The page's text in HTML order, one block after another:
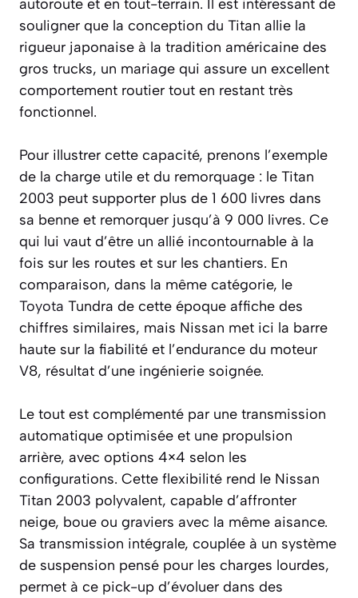
autoroute et en tout-terrain. Il est intéressant de
souligner que la conception du Titan allie la
rigueur japonaise à la tradition américaine des
gros trucks, un mariage qui assure un excellent
comportement routier tout en restant très
fonctionnel.
Pour illustrer cette capacité, prenons l’exemple
de la charge utile et du remorquage : le Titan
2003 peut supporter plus de 1 600 livres dans
sa benne et remorquer jusqu’à 9 000 livres. Ce
qui lui vaut d’être un allié incontournable à la
fois sur les routes et sur les chantiers. En
comparaison, dans la même catégorie, le
Toyota Tundra de cette époque affiche des
chiffres similaires, mais Nissan met ici la barre
haute sur la fiabilité et l’endurance du moteur
V8, résultat d’une ingénierie soignée.
Le tout est complémenté par une transmission
automatique optimisée et une propulsion
arrière, avec options 4×4 selon les
configurations. Cette flexibilité rend le Nissan
Titan 2003 polyvalent, capable d’affronter
neige, boue ou graviers avec la même aisance.
Sa transmission intégrale, couplée à un système
de suspension pensé pour les charges lourdes,
permet à ce pick-up d’évoluer dans des